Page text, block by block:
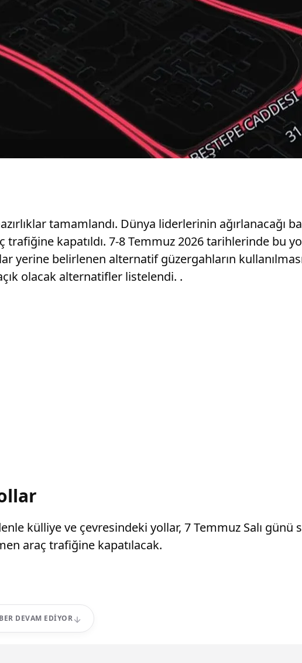
tamamlandı. Dünya liderlerinin ağırlanacağı
kapatıldı. 7-8 Temmuz 2026 tarihlerinde bu
yerine belirlenen alternatif güzergahların
olacak alternatifler listelendi. .
külliye ve çevresindeki yollar, 7 Temmuz Salı günü
araç trafiğine kapatılacak.
DEVAM EDIYOR